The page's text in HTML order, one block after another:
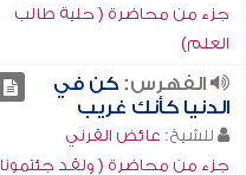
جزء من محاضرة ( حلية طالب
العلم)
الفهرس:كن في
الدنيا كأنك غريب
للشيخ: عائض القرني
جزء من محاضرة ( ولقد جئتمونا